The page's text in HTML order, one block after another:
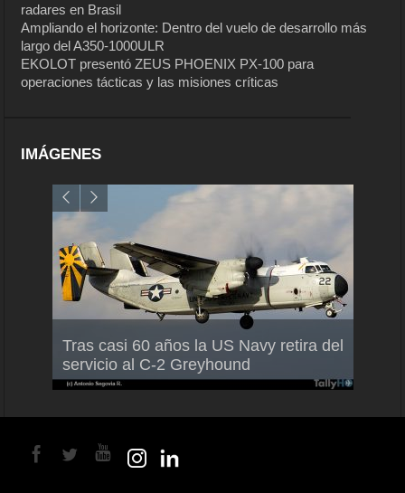
radares en Brasil
Ampliando el horizonte: Dentro del vuelo de desarrollo más
largo del A350-1000ULR
EKOLOT presentó ZEUS PHOENIX PX-100 para
operaciones tácticas y las misiones críticas
IMÁGENES
Tras casi 60 años la US Navy retira del
servicio al C-2 Greyhound
Air France-KLM anuncia a Guilhem
Mallet como nuevo Director General
para América Latina